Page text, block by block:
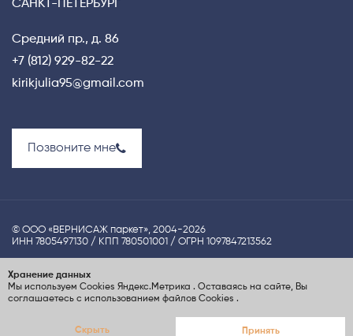
САНКТ-ПЕТЕРБУРГ
Средний пр., д. 86
+7 (812) 929-82-22
kirikjulia95@gmail.com
Позвоните мне
© ООО «ВЕРНИСАЖ паркет», 2004-2026
ИНН 7805497130 / КПП 780501001 / ОГРН 1097847213562
UX-проектирование сайта Nina S.Dzhezher
Хранение данных
Мы используем Cookies Яндекс.Метрика . Оставаясь на сайте, Вы
соглашаетесь с использованием файлов Cookies .
Скрыть Принять